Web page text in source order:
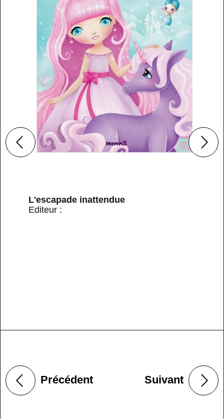
L'escapade inattendue
Editeur :
Précédent Suivant